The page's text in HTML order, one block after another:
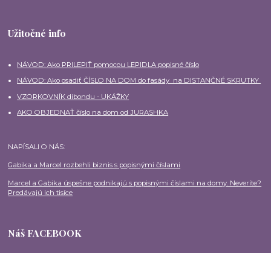
Užitočné info
NÁVOD: Ako PRILEPIŤ pomocou LEPIDLA popisné číslo
NÁVOD: Ako osadiť ČÍSLO NA DOM do fasády na DISTANČNÉ SKRUTKY
VZORKOVNÍK dibondu - UKÁŽKY
AKO OBJEDNAŤ číslo na dom od JURASHKA
NAPÍSALI O NÁS:
Gabika a Marcel rozbehli biznis s popisnými číslami
Marcel a Gabika úspešne podnikajú s popisnými číslami na domy. Neveríte?
Predávajú ich tisíce
Náš FACEBOOK